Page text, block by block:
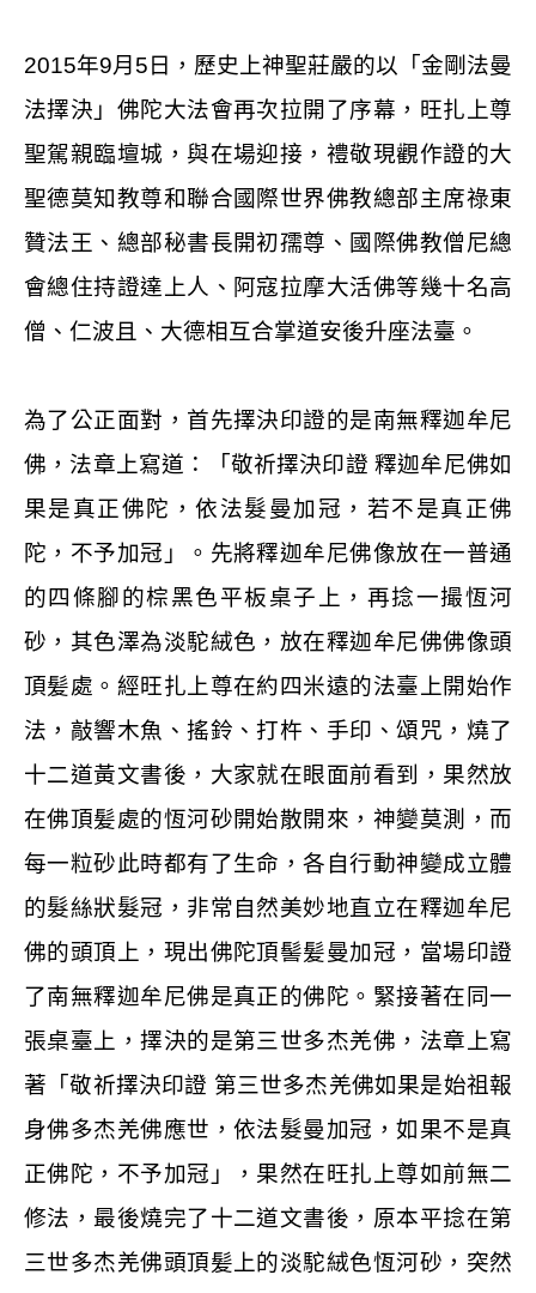
2015年9月 5 日，歷史上神聖莊嚴的以「金剛法曼
法擇決」佛陀大法會再次拉開了序幕，旺扎上尊
聖駕親臨壇城，與在場迎接，禮敬現觀作證的大
聖德莫知教尊和聯合國際世界佛教總部主席祿東
贊法王、總部秘書長開初孺尊、國際佛教僧尼總
會總住持證達上人、阿寇拉摩大活佛等幾十名高
僧、仁波且、大德相互合掌道安後升座法臺。
為了公正面對，首先擇決印證的是南無釋迦牟尼
佛，法章上寫道：「敬祈擇決印證 釋迦牟尼佛如
果是真正佛陀，依法髮曼加冠，若不是真正佛
陀，不予加冠」。先將釋迦牟尼佛像放在一普通
的四條腳的棕黑色平板桌子上，再捻一撮恆河
砂，其色澤為淡駝絨色，放在釋迦牟尼佛佛像頭
頂髪處。經旺扎上尊在約四米遠的法臺上開始作
法，敲響木魚、搖鈴、打杵、手印、頌咒，燒了
十二道黃文書後，大家就在眼面前看到，果然放
在佛頂髪處的恆河砂開始散開來，神變莫測，而
每一粒砂此時都有了生命，各自行動神變成立體
的髮絲狀髮冠，非常自然美妙地直立在釋迦牟尼
佛的頭頂上，現出佛陀頂髻髪曼加冠，當場印證
了南無釋迦牟尼佛是真正的佛陀。緊接著在同一
張桌臺上，擇決的是第三世多杰羌佛，法章上寫
著「敬祈擇決印證 第三世多杰羌佛如果是始祖報
身佛多杰羌佛應世，依法髮曼加冠，如果不是真
正佛陀，不予加冠」，果然在旺扎上尊如前無二
修法，最後燒完了十二道文書後，原本平捻在第
三世多杰羌佛頭頂髪上的淡駝絨色恆河砂，突然